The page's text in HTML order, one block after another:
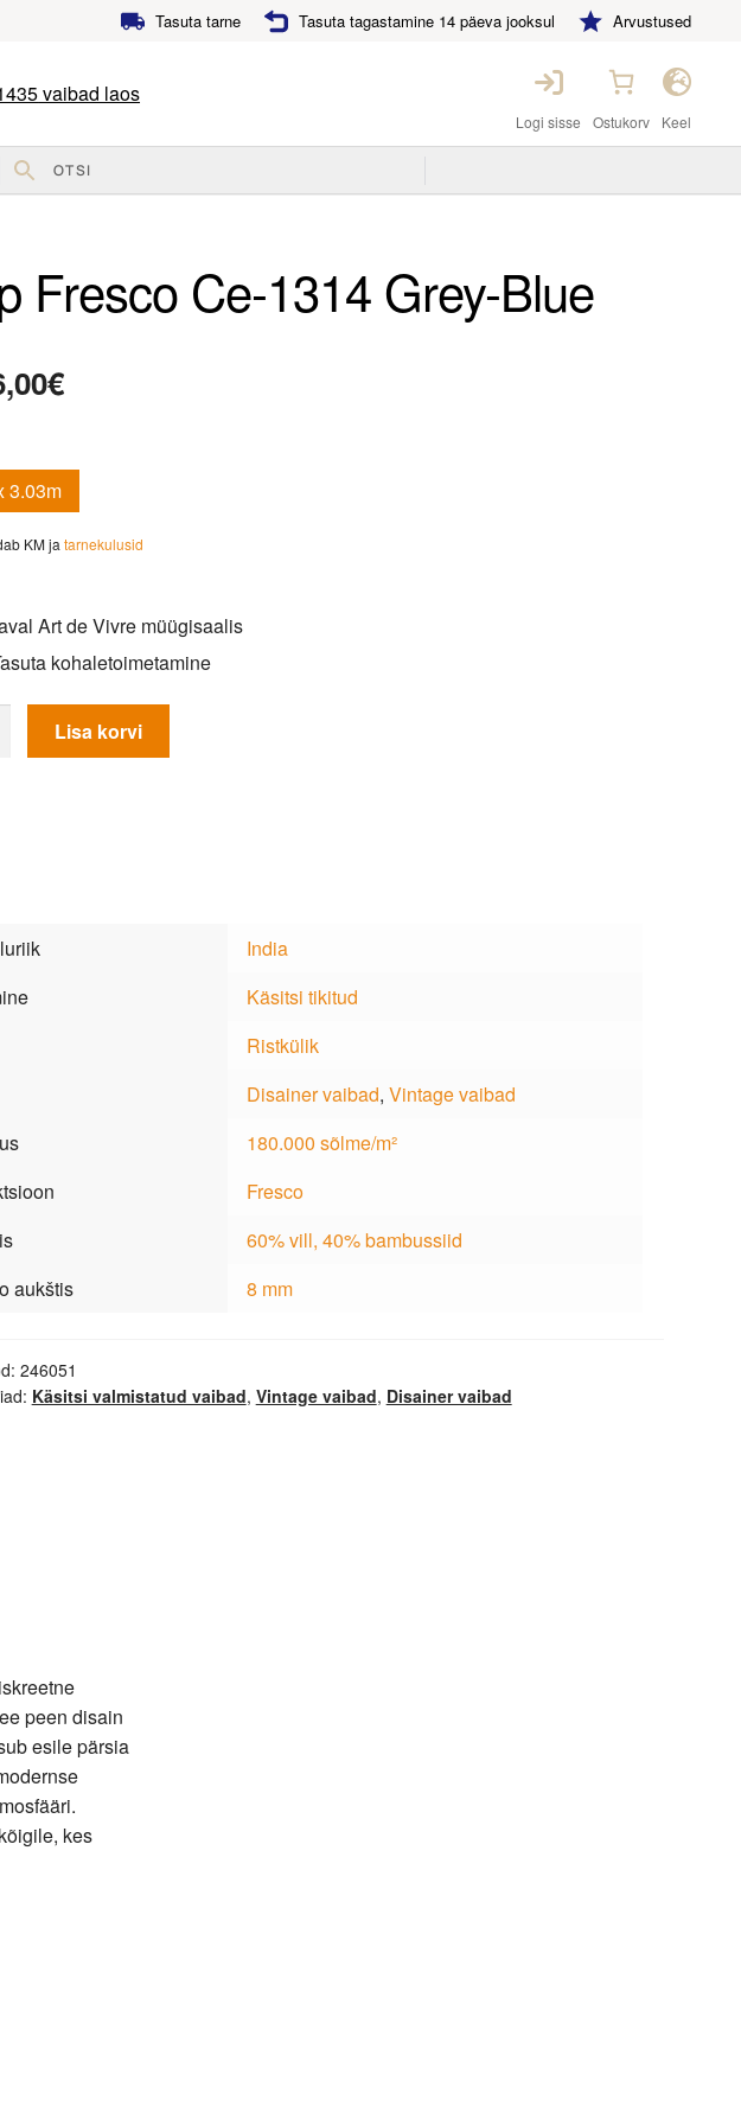
Tasuta tarne Tasuta tagastamine 14 päeva jooksul Arvustused
vaibad laos
Logi sisse Ostukorv Keel
Fresco Ce-1314 Grey-Blue
€
3.03m
KM ja tarnekulusid
Art de Vivre müügisaalis
kohaletoimetamine
Lisa korvi
India
Käsitsi tikitud
Ristkülik
Disainer vaibad, Vintage vaibad
180.000 sõlme/m²
Fresco
60% vill, 40% bambussiid
aukštis
8 mm
246051
Käsitsi valmistatud vaibad, Vintage vaibad, Disainer vaibad
peen disain
esile pärsia
kes